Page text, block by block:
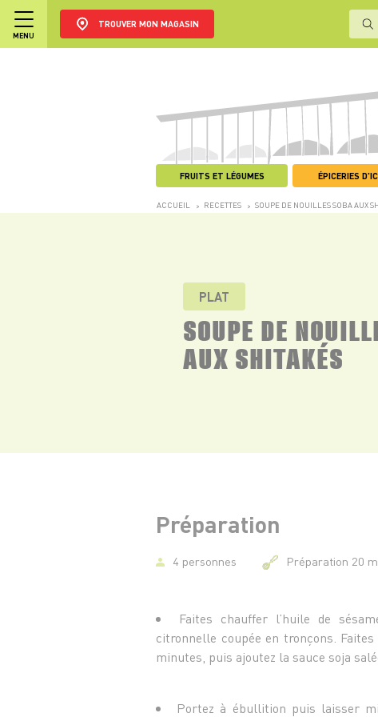
MENU
TROUVER MON MAGASIN
FRUITS ET LÉGUMES ÉPICERIES
ACCUEIL > RECETTES > SOUPE DE NOUILLES SOBA AUX
PLAT
SOUPE DE
AUX SHITAKÉS
Préparation
4 personnes Préparation 20
Faites chauffer l’huile de
citronnelle coupée en tronçons.
minutes, puis ajoutez la sauce soja
Portez à ébullition puis laisser